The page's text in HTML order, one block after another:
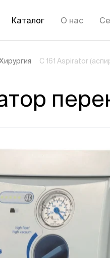
Каталог О нас
C 161 Aspirator